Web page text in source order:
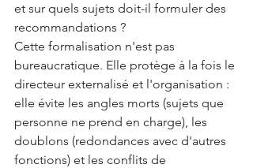
et sur quels sujets doit-il formuler des
recommandations ?
Cette formalisation n'est pas
bureaucratique. Elle protège à la fois le
directeur externalisé et l'organisation :
elle évite les angles morts (sujets que
personne ne prend en charge), les
doublons (redondances avec d'autres
fonctions) et les conflits de